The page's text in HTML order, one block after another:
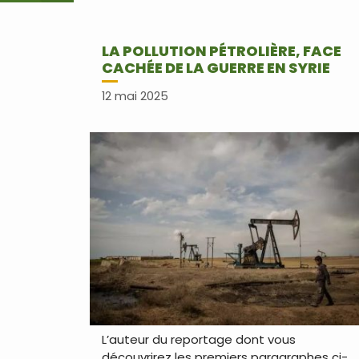
LA POLLUTION PÉTROLIÈRE, FACE
CACHÉE DE LA GUERRE EN SYRIE
12 mai 2025
L’auteur du reportage dont vous